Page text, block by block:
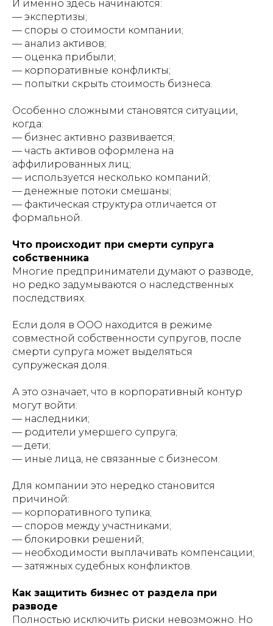
И именно здесь начинаются:
— экспертизы;
— споры о стоимости компании;
— анализ активов;
— оценка прибыли;
— корпоративные конфликты;
— попытки скрыть стоимость бизнеса.
Особенно сложными становятся ситуации,
когда:
— бизнес активно развивается;
— часть активов оформлена на
аффилированных лиц;
— используется несколько компаний;
— денежные потоки смешаны;
— фактическая структура отличается от
формальной.
Что происходит при смерти супруга
собственника
Многие предприниматели думают о разводе,
но редко задумываются о наследственных
последствиях.
Если доля в ООО находится в режиме
совместной собственности супругов, после
смерти супруга может выделяться
супружеская доля.
А это означает, что в корпоративный контур
могут войти:
— наследники;
— родители умершего супруга;
— дети;
— иные лица, не связанные с бизнесом.
Для компании это нередко становится
причиной:
— корпоративного тупика;
— споров между участниками;
— блокировки решений;
— необходимости выплачивать компенсации;
— затяжных судебных конфликтов.
Как защитить бизнес от раздела при
разводе
Полностью исключить риски невозможно. Но